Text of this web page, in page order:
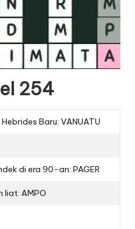
254
Baru: VANUATU
di era 90-an: PAGER
liat: AMPO